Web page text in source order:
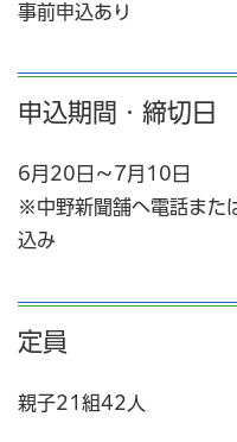
事前申込あり
申込期間・締切日
6月20日～7月10日
※中野新聞舗へ電話また
込み
定員
親子21組42人